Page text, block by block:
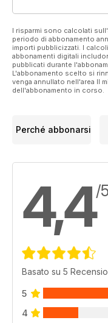
I risparmi sono calcolati
periodo di abbonamento
importi pubblicizzati. I
abbonamenti digitali
pubblicati durante
L'abbonamento scelto si
venga annullato nell'area Il
dell'abbonamento in corso.
Perché abbonarsi
4,4/5
Basato su 5
5
4